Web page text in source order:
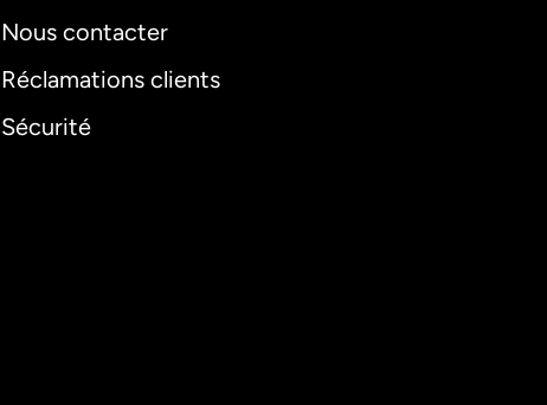
Nous contacter
Réclamations clients
Sécurité